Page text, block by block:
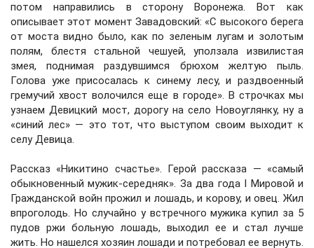
потом направились в сторону Воронежа. Вот как
описывает этот момент Завадовский: «С высокого берега
от моста видно было, как по зеленым лугам и золотым
полям, блестя стальной чешуей, уползала извилистая
змея, поднимая раздувшимся брюхом желтую пыль.
Голова уже присосалась к синему лесу, и раздвоенный
гремучий хвост волочился еще в городе». В строчках мы
узнаем Девицкий мост, дорогу на село Новоуглянку, ну а
«синий лес» — это тот, что выступом своим выходит к
селу Девица.
Рассказ «Никитино счастье». Герой рассказа — «самый
обыкновенный мужик-середняк». За два года I Мировой и
Гражданской войн прожил и лошадь, и корову, и овец. Жил
впроголодь. Но случайно у встречного мужика купил за 5
пудов ржи больную лошадь, выходил ее и стал лучше
жить. Но нашелся хозяин лошади и потребовал ее вернуть.